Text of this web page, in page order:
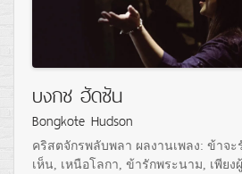
บงกช ฮัดซัน
Bongkote Hudson
คริสตจักรพลับพลา ผลงานเพลง: ข้าจะ
เห็น, เหนือโลกา, ข้ารักพระนาม, เพียง